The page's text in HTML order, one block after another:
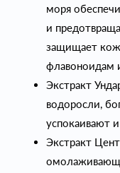
моря
и
защищает
флавоноидам
Экстракт
водоросли,
успокаивают
Экстракт